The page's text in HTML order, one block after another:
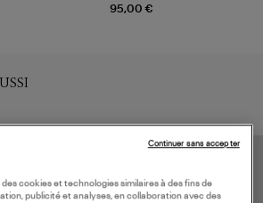
95,00 €
Blanc
cookies et technologies similaires à des fins de
publicité et analyses, en collaboration avec des
Continuer sans accepter